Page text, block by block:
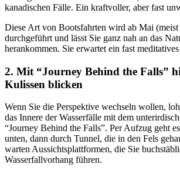
kanadischen Fälle. Ein kraftvoller, aber fast
Diese Art von Bootsfahrten wird ab Mai (meist
durchgeführt und lässt Sie ganz nah an das
herankommen. Sie erwartet ein fast
2. Mit “Journey Behind the Falls”
Kulissen blicken
Wenn Sie die Perspektive wechseln wollen,
das Innere der Wasserfälle mit dem
“Journey Behind the Falls”. Per Aufzug geht
unten, dann durch Tunnel, die in den Fels
warten Aussichtsplattformen, die Sie
Wasserfallvorhang führen.